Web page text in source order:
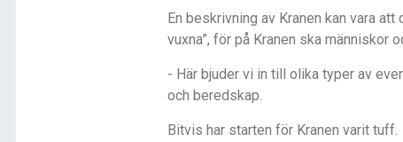
En beskrivning av Kranen kan vara
vuxna”, för på Kranen ska människor
- Här bjuder vi in till olika typer av
och beredskap.
Bitvis har starten för Kranen varit tuff.